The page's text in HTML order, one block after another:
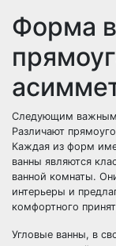
Форма
Следующим важным
Различают
Каждая из форм
ванны являются
ванной комнаты.
интерьеры и
комфортного
Угловые ванны, в